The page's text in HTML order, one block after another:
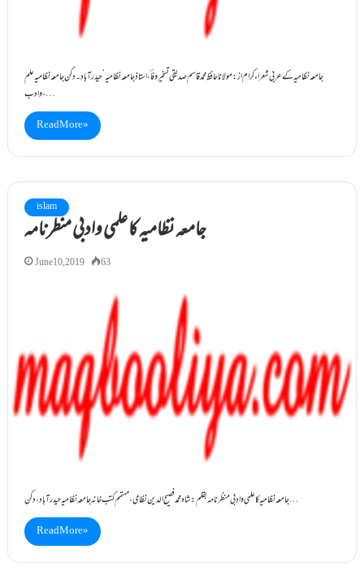
جامعہ نظامیہ کے عربی شعراء کرام از:مولانا حافظ محمد قاسم صدیقی تسخیروفاؔ،استاذ جامعہ نظامیہ‘ حیدرآباد۔دکن جامعہ نظامیہ علم
وادب ،…
Read More »
islam
جامعہ نظامیہ کا علمی وادبی منظرنامہ
June 10, 2019 63
جامعہ نظامیہ کا علمی وادبی منظرنامہ بقلم : شاہ محمد فصیح الدین نظامی ، مہتمم کتب خانہ جامعہ نظامیہ حیدرآباد ،دکن…
Read More »